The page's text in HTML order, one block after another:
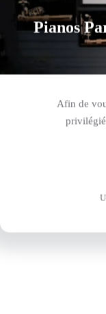
Pianos
Afin de